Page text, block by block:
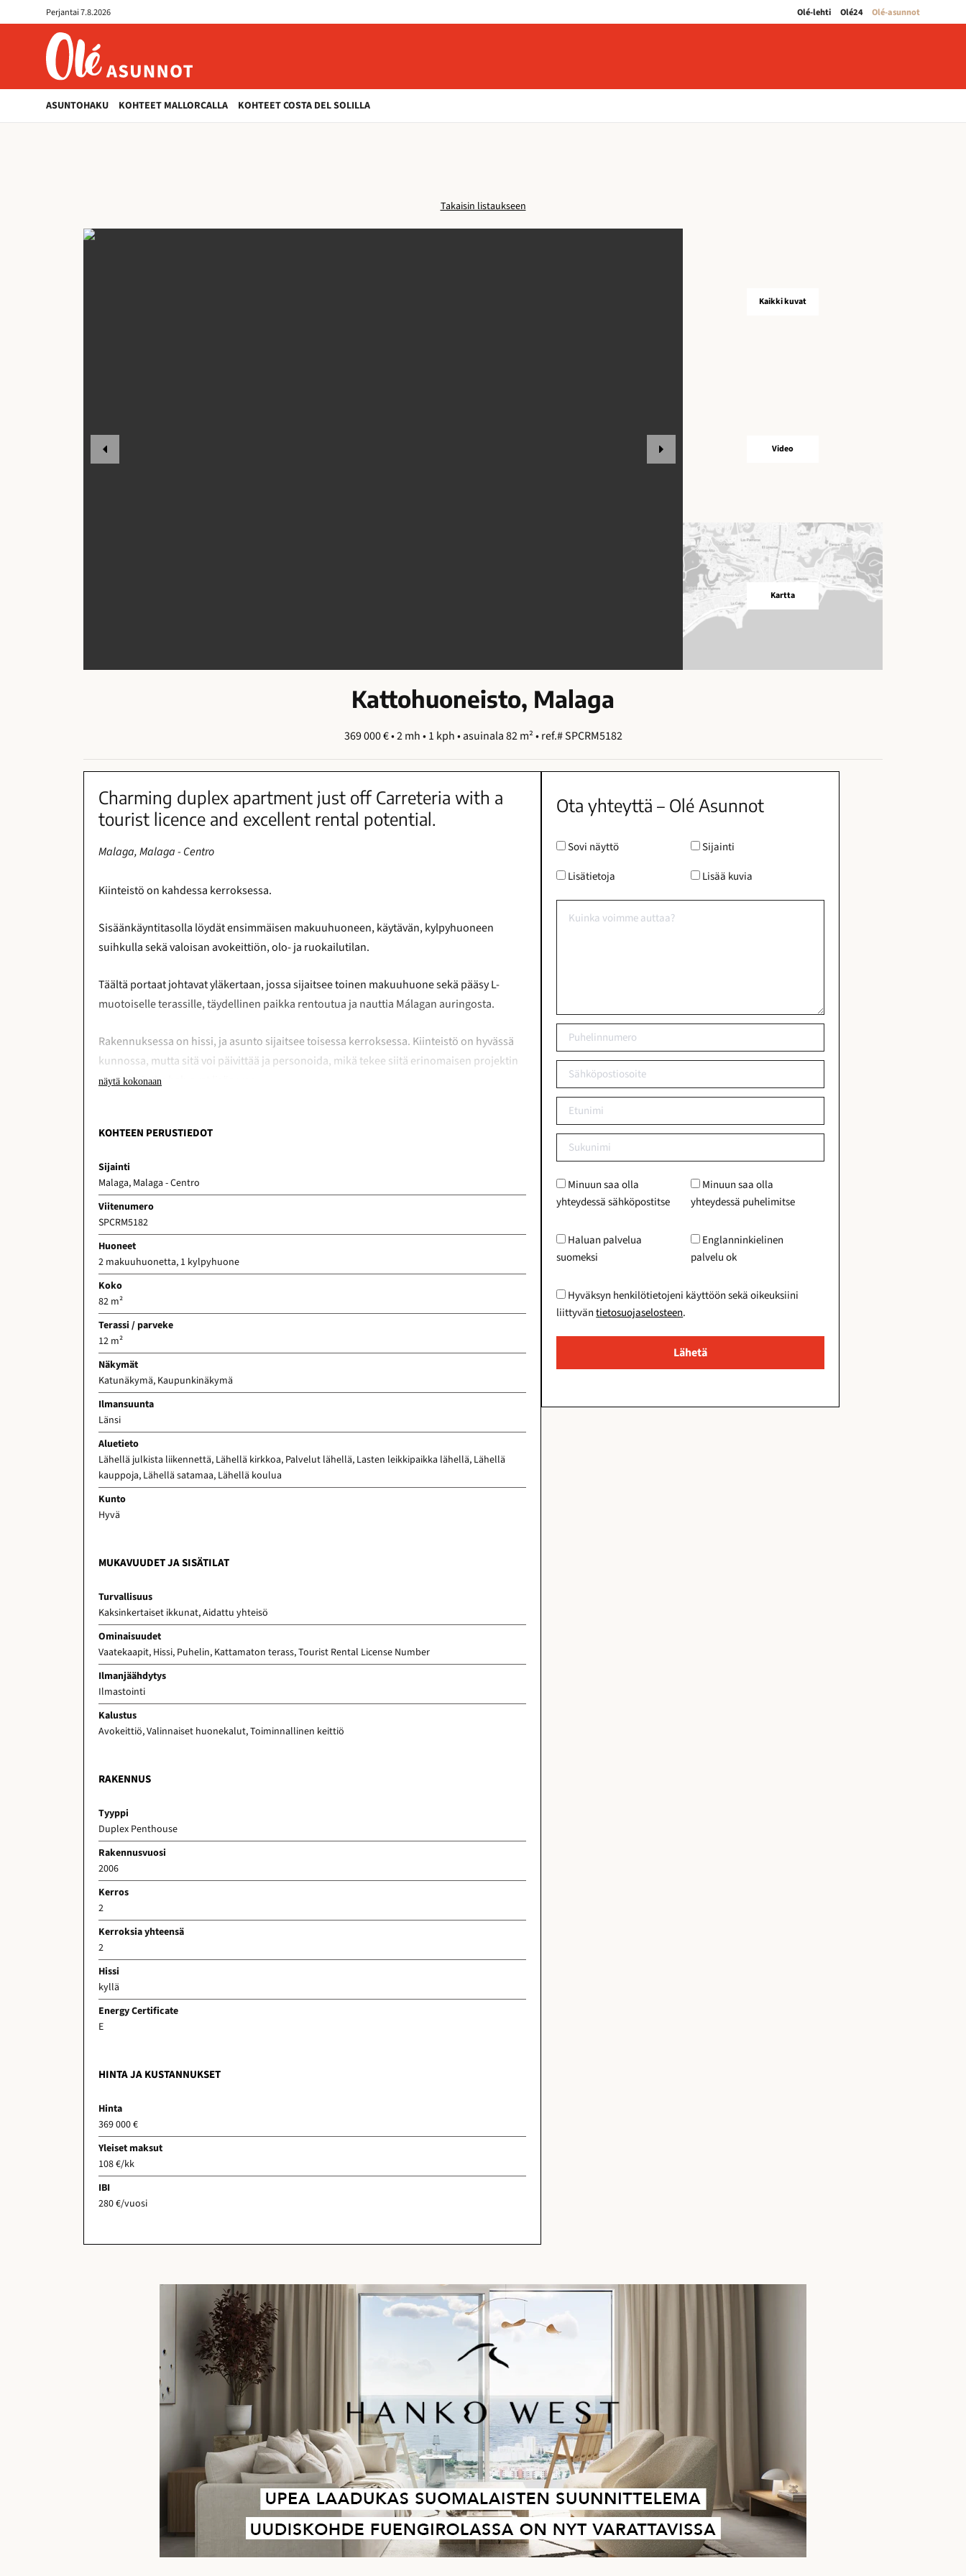
asunnot
Perjantai 7.8.2026 Olé-lehti Olé24 Olé-asunnot
ole-
asunnot.fi
ASUNTOHAKU KOHTEET MALLORCALLA KOHTEET COSTA DEL SOLILLA
Takaisin listaukseen
Kaikki kuvat
Video
Kartta
Kattohuoneisto, Malaga
369 000 € • 2 mh • 1 kph • asuinala 82 m² • ref.# SPCRM5182
Ota yhteyttä – Olé Asunnot
Sovi näyttö
Sijainti
Lisätietoja
Lisää kuvia
Minuun saa olla
yhteydessä sähköpostitse
Minuun saa olla
yhteydessä puhelimitse
Haluan palvelua
suomeksi
Englanninkielinen
palvelu ok
Hyväksyn henkilötietojeni käyttöön sekä oikeuksiini
liittyväntietosuojaselosteen.
Charming duplex apartment just off Carreteria with a
tourist licence and excellent rental potential.
Malaga, Malaga - Centro
Kiinteistö on kahdessa kerroksessa.
Sisäänkäyntitasolla löydät ensimmäisen makuuhuoneen, käytävän, kylpyhuoneen
suihkulla sekä valoisan avokeittiön, olo- ja ruokailutilan.
Täältä portaat johtavat yläkertaan, jossa sijaitsee toinen makuuhuone sekä pääsy L-
muotoiselle terassille, täydellinen paikka rentoutua ja nauttia Málagan auringosta.
Rakennuksessa on hissi, ja asunto sijaitsee toisessa kerroksessa. Kiinteistö on hyvässä
kunnossa, mutta sitä voi päivittää ja personoida, mikä tekee siitä erinomaisen projektin
ostajille, jotka haluavat lisäarvoa.
Carreteria-katua. Tämä asunto tarjoaa erinomaiset vuokratuottomahdollisuudet
vakituisesta asunnosta tai tuottoisasta sijoituksesta.
Tämä teksti on tekoälyn avulla käännetty.
näytä kokonaan
KOHTEEN PERUSTIEDOT
Sijainti
Malaga, Malaga - Centro
Viitenumero
SPCRM5182
Huoneet
2 makuuhuonetta, 1 kylpyhuone
Koko
82 m²
Terassi / parveke
12 m²
Näkymät
Katunäkymä, Kaupunkinäkymä
Ilmansuunta
Länsi
Aluetieto
Lähellä julkista liikennettä, Lähellä kirkkoa, Palvelut lähellä, Lasten leikkipaikka lähellä, Lähellä
kauppoja, Lähellä satamaa, Lähellä koulua
Kunto
Hyvä
MUKAVUUDET JA SISÄTILAT
Turvallisuus
Kaksinkertaiset ikkunat, Aidattu yhteisö
Ominaisuudet
Vaatekaapit, Hissi, Puhelin, Kattamaton terass, Tourist Rental License Number
Ilmanjäähdytys
Ilmastointi
Kalustus
Avokeittiö, Valinnaiset huonekalut, Toiminnallinen keittiö
RAKENNUS
Tyyppi
Duplex Penthouse
Rakennusvuosi
2006
Kerros
2
Kerroksia yhteensä
2
Hissi
kyllä
Energy Certificate
E
HINTA JA KUSTANNUKSET
Hinta
369 000 €
Yleiset maksut
108 €/kk
IBI
280 €/vuosi